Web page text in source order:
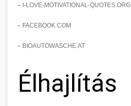
- I-LOVE-MOTIVATIONAL-QUOTES.ORG
- FACEBOOK.COM
- BIOAUTOWASCHE.AT
Élhajlítás